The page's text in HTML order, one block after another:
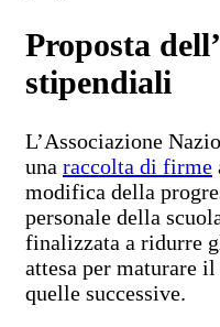
Proposta
stipendiali
L’Associazione
una raccolta di firme
modifica della
personale della
finalizzata a ridurre
attesa per maturare il
quelle successive.